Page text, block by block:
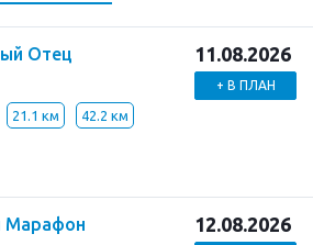
Отец
21.1 км 42.2 км
11.08.2026
+ В ПЛАН
Марафон 12.08.2026